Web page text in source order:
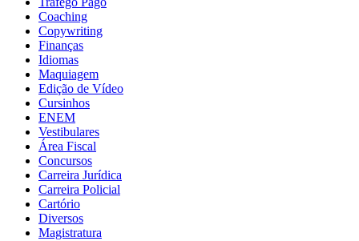
Coaching
Copywriting
Finanças
Idiomas
Maquiagem
Edição de Vídeo
Cursinhos
ENEM
Vestibulares
Área Fiscal
Concursos
Carreira Jurídica
Carreira Policial
Cartório
Diversos
Magistratura